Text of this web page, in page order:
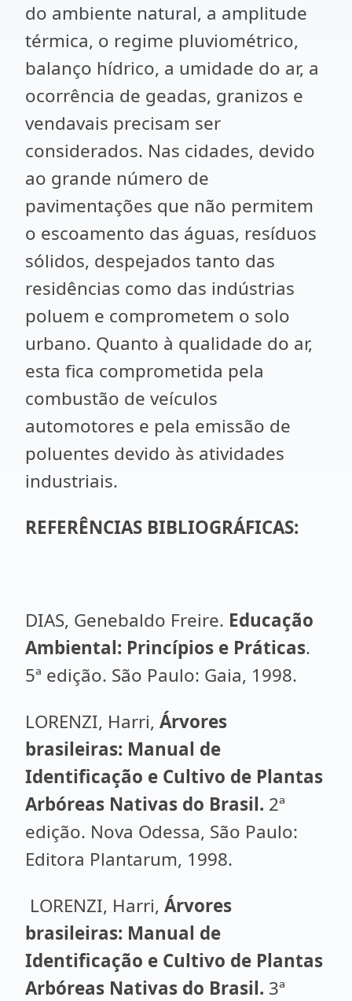
do ambiente natural, a amplitude
térmica, o regime pluviométrico,
balanço hídrico, a umidade do ar, a
ocorrência de geadas, granizos e
vendavais precisam ser
considerados. Nas cidades, devido
ao grande número de
pavimentações que não permitem
o escoamento das águas, resíduos
sólidos, despejados tanto das
residências como das indústrias
poluem e comprometem o solo
urbano. Quanto à qualidade do ar,
esta fica comprometida pela
combustão de veículos
automotores e pela emissão de
poluentes devido às atividades
industriais.
REFERÊNCIAS BIBLIOGRÁFICAS:
DIAS, Genebaldo Freire. Educação
Ambiental: Princípios e Práticas.
5ª edição. São Paulo: Gaia, 1998.
LORENZI, Harri, Árvores
brasileiras: Manual de
Identificação e Cultivo de Plantas
Arbóreas Nativas do Brasil. 2ª
edição. Nova Odessa, São Paulo:
Editora Plantarum, 1998.
LORENZI, Harri, Árvores
brasileiras: Manual de
Identificação e Cultivo de Plantas
Arbóreas Nativas do Brasil. 3ª